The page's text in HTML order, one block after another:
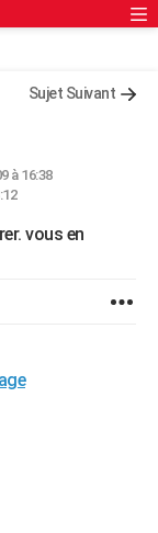
Sujet Suivant
à 16:38
vous en